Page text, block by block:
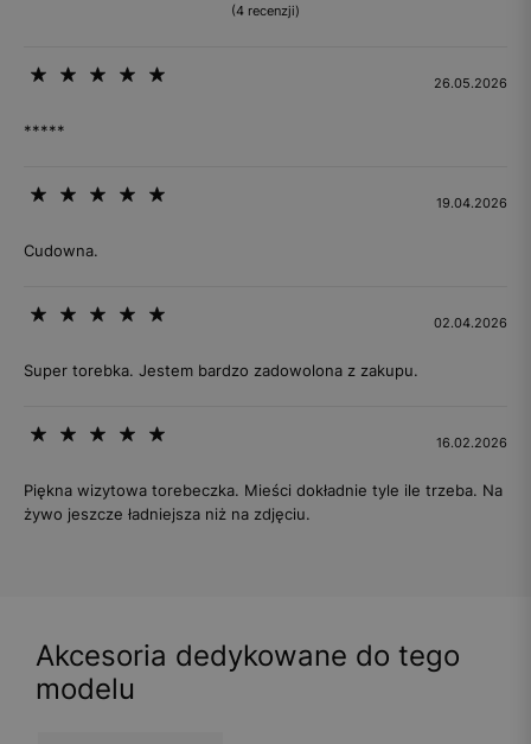
(4 recenzji)
26.05.2026
*****
19.04.2026
Cudowna.
02.04.2026
Super torebka. Jestem bardzo zadowolona z zakupu.
16.02.2026
Piękna wizytowa torebeczka. Mieści dokładnie tyle ile trzeba. Na
żywo jeszcze ładniejsza niż na zdjęciu.
Akcesoria dedykowane do tego
modelu